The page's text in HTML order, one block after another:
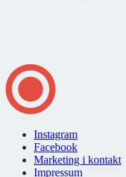
Instagram
Facebook
Marketing i kontakt
Impressum